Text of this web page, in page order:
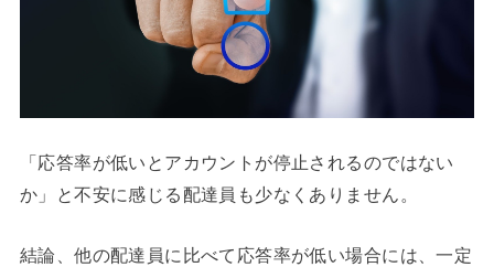
「応答率が低いとアカウントが停止されるのではない
か」と不安に感じる配達員も少なくありません。
結論、他の配達員に比べて応答率が低い場合には、一定